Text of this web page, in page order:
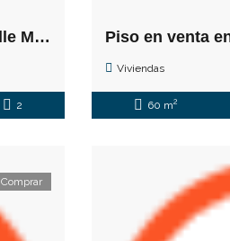
Oportunidad de inversión en Jerez – Calle Medina
2
Viviendas
60 m2
Comprar